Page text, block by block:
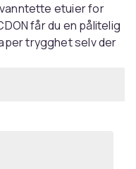
etuier for
får du en pålitelig
trygghet selv der